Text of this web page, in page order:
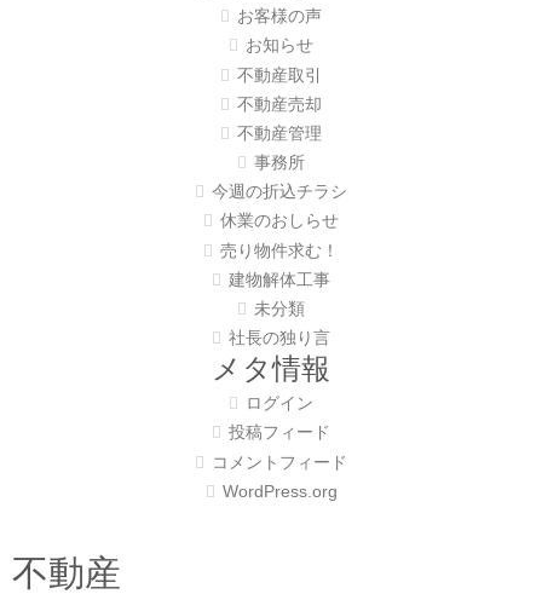
お客様の声
お知らせ
不動産取引
不動産売却
不動産管理
事務所
今週の折込チラシ
休業のおしらせ
売り物件求む！
建物解体工事
未分類
社長の独り言
メタ情報
ログイン
投稿フィード
コメントフィード
WordPress.org
不動産